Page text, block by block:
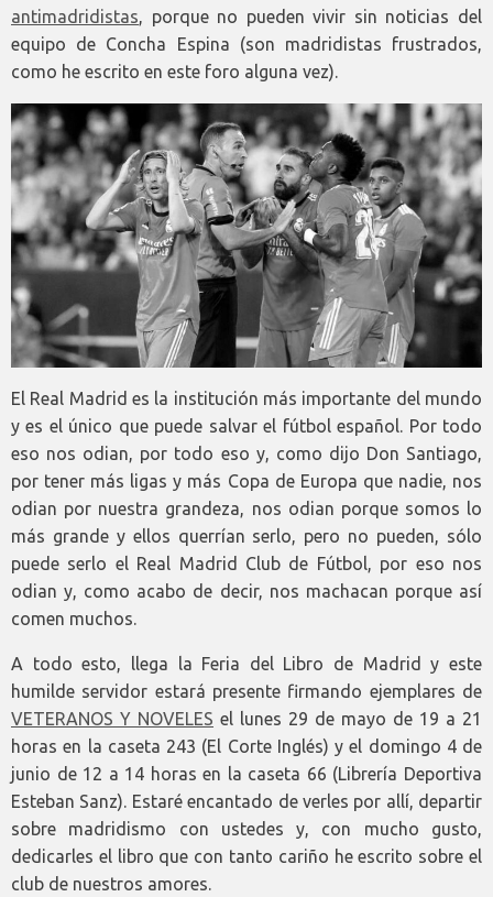
antimadridistas, porque no pueden vivir sin noticias del
equipo de Concha Espina (son madridistas frustrados,
como he escrito en este foro alguna vez).
El Real Madrid es la institución más importante del mundo
y es el único que puede salvar el fútbol español. Por todo
eso nos odian, por todo eso y, como dijo Don Santiago,
por tener más ligas y más Copa de Europa que nadie, nos
odian por nuestra grandeza, nos odian porque somos lo
más grande y ellos querrían serlo, pero no pueden, sólo
puede serlo el Real Madrid Club de Fútbol, por eso nos
odian y, como acabo de decir, nos machacan porque así
comen muchos.
A todo esto, llega la Feria del Libro de Madrid y este
humilde servidor estará presente firmando ejemplares de
VETERANOS Y NOVELES el lunes 29 de mayo de 19 a 21
horas en la caseta 243 (El Corte Inglés) y el domingo 4 de
junio de 12 a 14 horas en la caseta 66 (Librería Deportiva
Esteban Sanz). Estaré encantado de verles por allí, departir
sobre madridismo con ustedes y, con mucho gusto,
dedicarles el libro que con tanto cariño he escrito sobre el
club de nuestros amores.